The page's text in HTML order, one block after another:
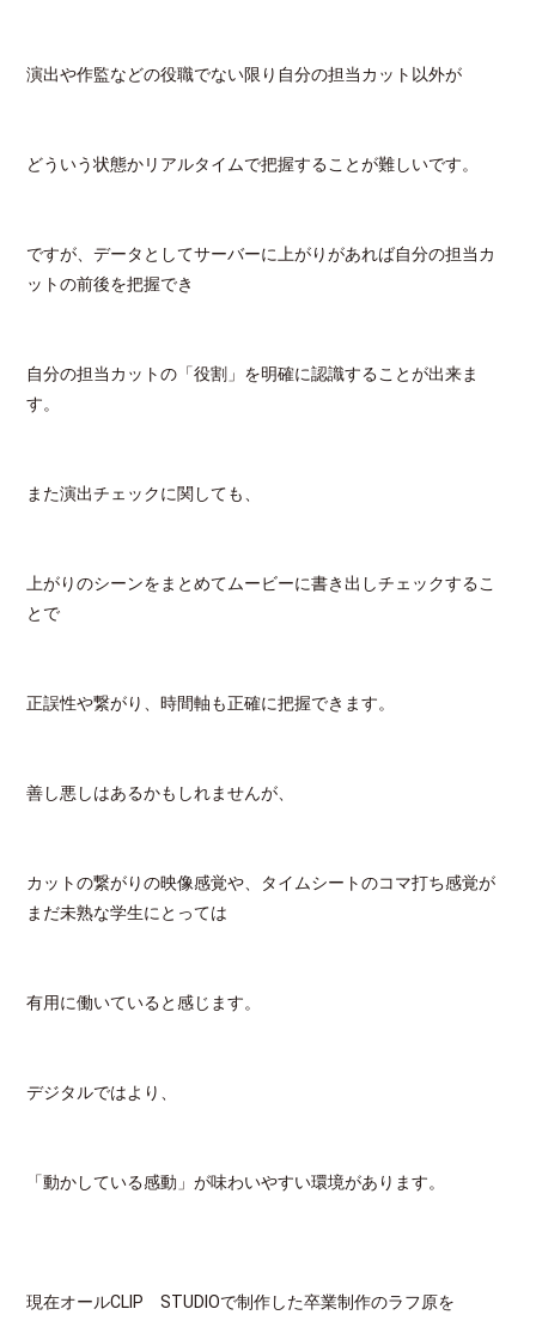
演出や作監などの役職でない限り自分の担当カット以外が
どういう状態かリアルタイムで把握することが難しいです。
ですが、データとしてサーバーに上がりがあれば自分の担当カ
ットの前後を把握でき
自分の担当カットの「役割」を明確に認識することが出来ま
す。
また演出チェックに関しても、
上がりのシーンをまとめてムービーに書き出しチェックするこ
とで
正誤性や繋がり、時間軸も正確に把握できます。
善し悪しはあるかもしれませんが、
カットの繋がりの映像感覚や、タイムシートのコマ打ち感覚が
まだ未熟な学生にとっては
有用に働いていると感じます。
デジタルではより、
「動かしている感動」が味わいやすい環境があります。
現在オールCLIP STUDIOで制作した卒業制作のラフ原を